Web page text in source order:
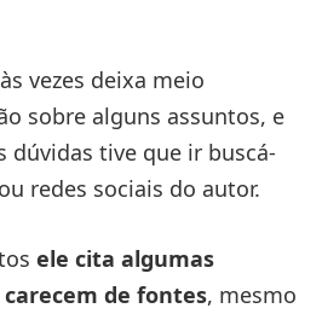
vezes deixa meio
sobre alguns assuntos, e
dúvidas tive que ir buscá-
redes sociais do autor.
ele cita algumas
de fontes, mesmo